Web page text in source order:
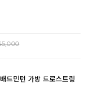
드민턴 가방 드로스트링